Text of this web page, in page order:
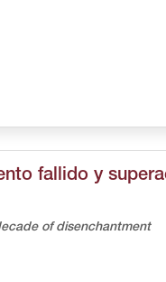
fallido y
of disenchantment